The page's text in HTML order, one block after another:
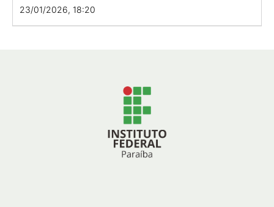
23/01/2026, 18:20